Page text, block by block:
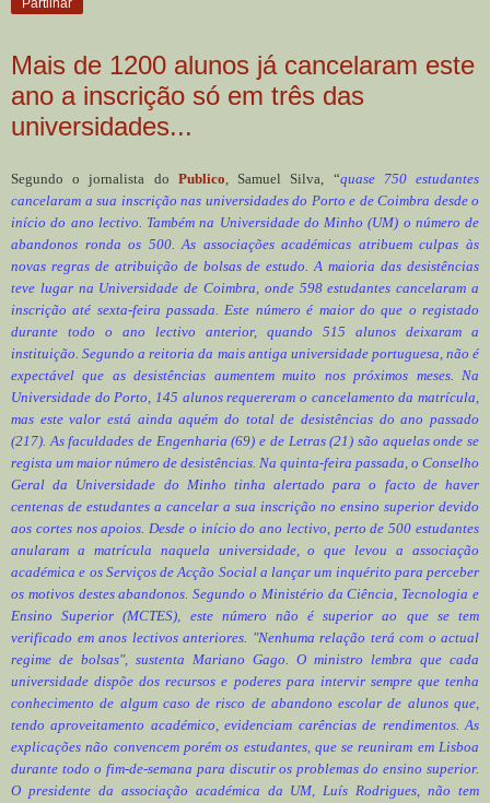
Mais de 1200 alunos já cancelaram este
ano a inscrição só em três das
universidades...
Segundo o jornalista do Publico, Samuel Silva, “quase 750 estudantes
cancelaram a sua inscrição nas universidades do Porto e de Coimbra desde o
início do ano lectivo. Também na Universidade do Minho (UM) o número de
abandonos ronda os 500. As associações académicas atribuem culpas às
novas regras de atribuição de bolsas de estudo. A maioria das desistências
teve lugar na Universidade de Coimbra, onde 598 estudantes cancelaram a
inscrição até sexta-feira passada. Este número é maior do que o registado
durante todo o ano lectivo anterior, quando 515 alunos deixaram a
instituição. Segundo a reitoria da mais antiga universidade portuguesa, não é
expectável que as desistências aumentem muito nos próximos meses. Na
Universidade do Porto, 145 alunos requereram o cancelamento da matrícula,
mas este valor está ainda aquém do total de desistências do ano passado
(217). As faculdades de Engenharia (69) e de Letras (21) são aquelas onde se
regista um maior número de desistências. Na quinta-feira passada, o Conselho
Geral da Universidade do Minho tinha alertado para o facto de haver
centenas de estudantes a cancelar a sua inscrição no ensino superior devido
aos cortes nos apoios. Desde o início do ano lectivo, perto de 500 estudantes
anularam a matrícula naquela universidade, o que levou a associação
académica e os Serviços de Acção Social a lançar um inquérito para perceber
os motivos destes abandonos. Segundo o Ministério da Ciência, Tecnologia e
Ensino Superior (MCTES), este número não é superior ao que se tem
verificado em anos lectivos anteriores. "Nenhuma relação terá com o actual
regime de bolsas", sustenta Mariano Gago. O ministro lembra que cada
universidade dispõe dos recursos e poderes para intervir sempre que tenha
conhecimento de algum caso de risco de abandono escolar de alunos que,
tendo aproveitamento académico, evidenciam carências de rendimentos. As
explicações não convencem porém os estudantes, que se reuniram em Lisboa
durante todo o fim-de-semana para discutir os problemas do ensino superior.
O presidente da associação académica da UM, Luís Rodrigues, não tem